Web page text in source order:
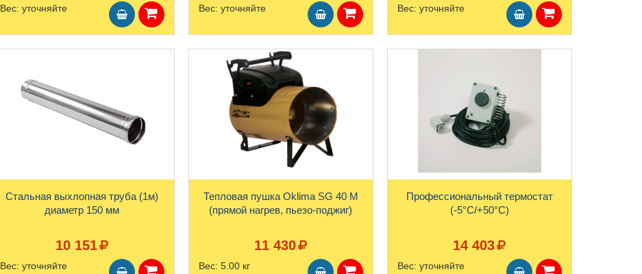
Вес: уточняйте Вес: уточняйте Вес: уточняйте
Стальная выхлопная труба (1м)
диаметр 150 мм
10 151
Вес: уточняйте
Тепловая пушка Oklima SG 40 M
(прямой нагрев, пьезо-поджиг)
11 430
Вес: 5.00 кг
Профессиональный термостат
(-5°С/+50°С)
14 403
Вес: уточняйте